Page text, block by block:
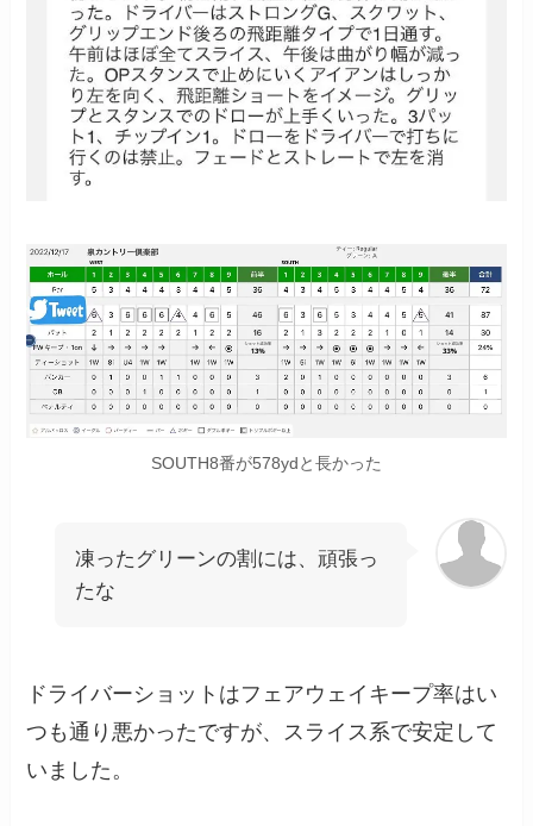
SOUTH8番が578ydと長かった
凍ったグリーンの割には、頑張っ
たな
ドライバーショットはフェアウェイキープ率はい
つも通り悪かったですが、スライス系で安定して
いました。